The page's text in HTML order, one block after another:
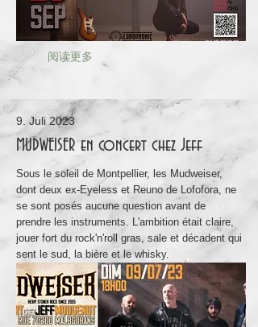
阅读更多
9. Juli 2023
MUDWEISER en concert chez Jeff
Sous le soleil de Montpellier, les Mudweiser,
dont deux ex-Eyeless et Reuno de Lofofora, ne
se sont posés aucune question avant de
prendre les instruments. L'ambition était claire,
jouer fort du rock'n'roll gras, sale et décadent qui
sent le sud, la bière et le whisky.